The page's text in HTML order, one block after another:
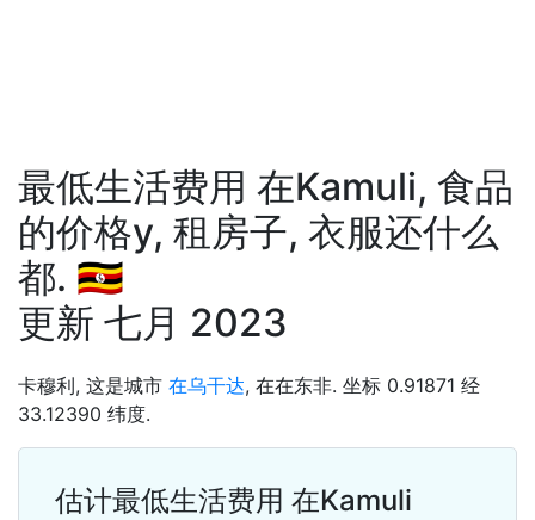
最低生活费用 在Kamuli, 食品
的价格у, 租房子, 衣服还什么
都. 🇺🇬
更新 七月 2023
卡穆利, 这是城市 在乌干达, 在在东非. 坐标 0.91871 经
33.12390 纬度.
估计最低生活费用 在Kamuli